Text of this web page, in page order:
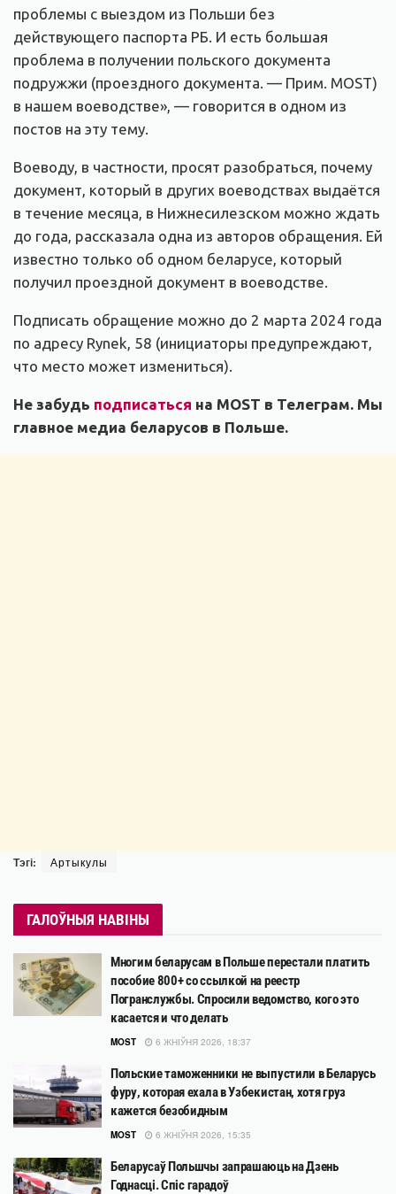
проблемы с выездом из Польши без
действующего паспорта РБ. И есть большая
проблема в получении польского документа
подружжи (проездного документа. — Прим. MOST)
в нашем воеводстве», — говорится в одном из
постов на эту тему.
Воеводу, в частности, просят разобраться, почему
документ, который в других воеводствах выдаётся
в течение месяца, в Нижнесилезском можно ждать
до года, рассказала одна из авторов обращения. Ей
известно только об одном беларусе, который
получил проездной документ в воеводстве.
Подписать обращение можно до 2 марта 2024 года
по адресу Rynek, 58 (инициаторы предупреждают,
что место может измениться).
Не забудь подписаться на MOST в Телеграм. Мы
главное медиа беларусов в Польше.
Тэгі: Артыкулы
ГАЛОЎНЫЯ НАВІНЫ
Многим беларусам в Польше перестали платить
пособие 800+ со ссылкой на реестр
Погранслужбы. Спросили ведомство, кого это
касается и что делать
MOST 6 ЖНІЎНЯ 2026, 18:37
Польские таможенники не выпустили в Беларусь
фуру, которая ехала в Узбекистан, хотя груз
кажется безобидным
MOST 6 ЖНІЎНЯ 2026, 15:35
Беларусаў Польшчы запрашаюць на Дзень
Годнасці. Спіс гарадоў